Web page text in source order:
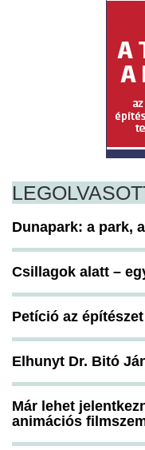
Dunapark: a park,
Csillagok alatt –
Petíció az
Elhunyt Dr. Bitó
Már lehet
animációs